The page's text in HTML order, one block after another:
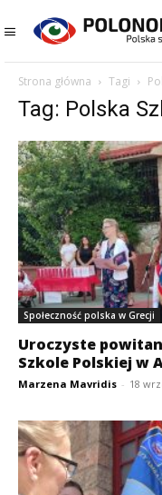
Strona główna Tagi
Tag: Polska
Społeczność polska w Grecji
Uroczyste
Szkole Polskiej w
Marzena Mavridis - 18